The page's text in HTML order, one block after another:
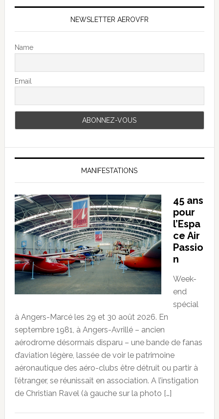
NEWSLETTER AEROVFR
Name
Email
MANIFESTATIONS
45 ans
pour
l’Espa
ce Air
Passio
n
Week-
end
spécial
à Angers-Marcé les 29 et 30 août 2026. En
septembre 1981, à Angers-Avrillé – ancien
aérodrome désormais disparu – une bande de fanas
d’aviation légère, lassée de voir le patrimoine
aéronautique des aéro-clubs être détruit ou partir à
l’étranger, se réunissait en association. A l’instigation
de Christian Ravel (à gauche sur la photo […]